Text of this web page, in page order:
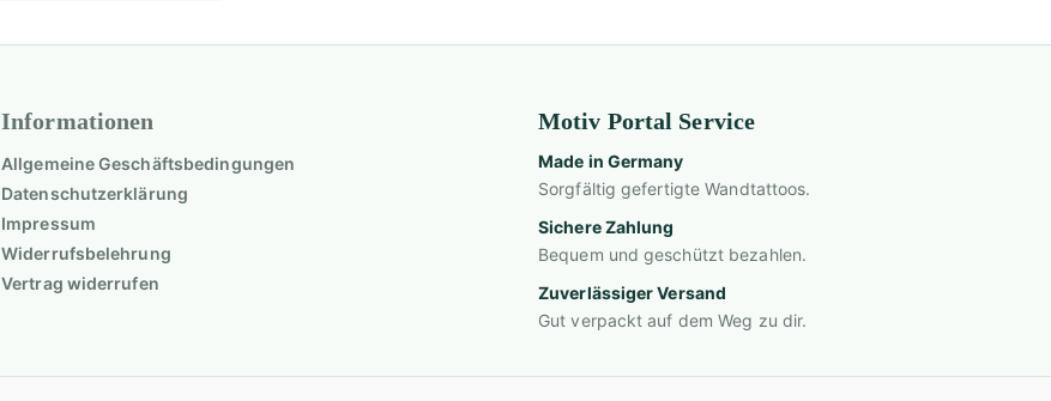
Informationen
Allgemeine Geschäftsbedingungen
Datenschutzerklärung
Impressum
Widerrufsbelehrung
Vertrag widerrufen
Motiv Portal Service
Made in Germany
Sorgfältig gefertigte Wandtattoos.
Sichere Zahlung
Bequem und geschützt bezahlen.
Zuverlässiger Versand
Gut verpackt auf dem Weg zu dir.